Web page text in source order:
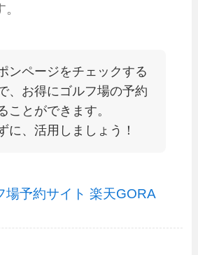
ンページをチェックする
、お得にゴルフ場の予約
ことができます。
に、活用しましょう！
場予約サイト 楽天GORA